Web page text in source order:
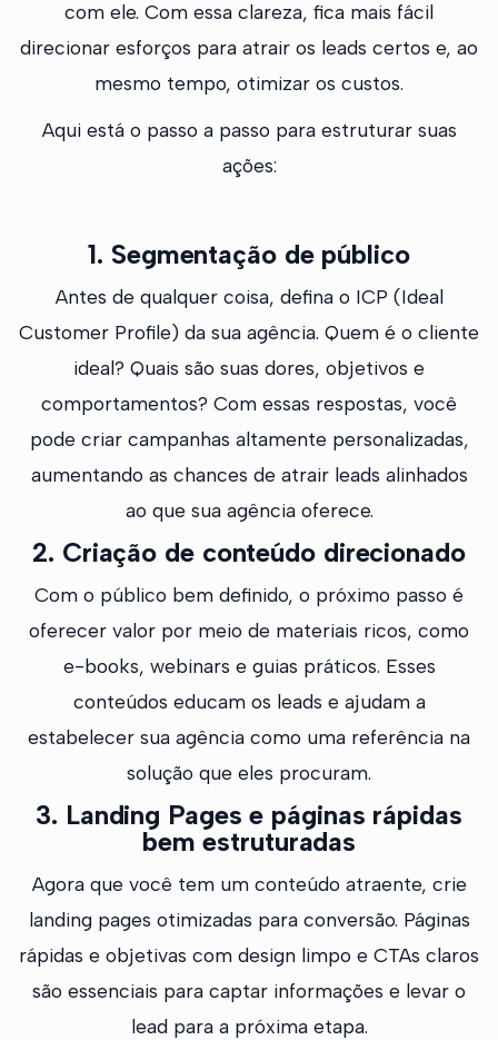
com ele. Com essa clareza, fica mais fácil
direcionar esforços para atrair os leads certos e, ao
mesmo tempo, otimizar os custos.
Aqui está o passo a passo para estruturar suas
ações:
1. Segmentação de público
Antes de qualquer coisa, defina o ICP (Ideal
Customer Profile) da sua agência. Quem é o cliente
ideal? Quais são suas dores, objetivos e
comportamentos? Com essas respostas, você
pode criar campanhas altamente personalizadas,
aumentando as chances de atrair leads alinhados
ao que sua agência oferece.
2. Criação de conteúdo direcionado
Com o público bem definido, o próximo passo é
oferecer valor por meio de materiais ricos, como
e-books, webinars e guias práticos. Esses
conteúdos educam os leads e ajudam a
estabelecer sua agência como uma referência na
solução que eles procuram.
3. Landing Pages e páginas rápidas
bem estruturadas
Agora que você tem um conteúdo atraente, crie
landing pages otimizadas para conversão. Páginas
rápidas e objetivas com design limpo e CTAs claros
são essenciais para captar informações e levar o
lead para a próxima etapa.